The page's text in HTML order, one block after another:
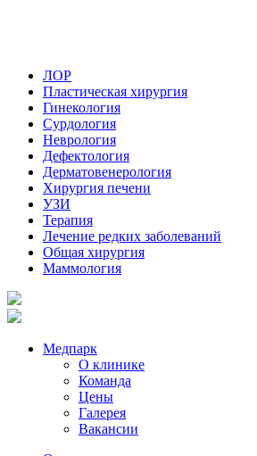
ЛОР
Пластическая хирургия
Гинекология
Сурдология
Неврология
Дефектология
Дерматовенерология
Хирургия печени
УЗИ
Терапия
Лечение редких заболеваний
Общая хирургия
Маммология
Медпарк
О клинике
Команда
Цены
Галерея
Вакансии